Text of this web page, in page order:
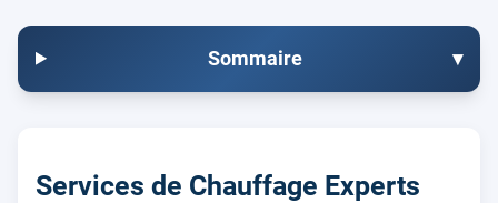
Sommaire ▾
Services de Chauffage Experts